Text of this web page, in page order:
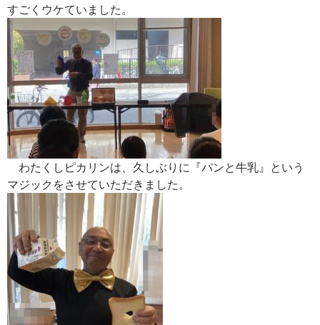
すごくウケていました。
わたくしピカリンは、久しぶりに『パンと牛乳』という
マジックをさせていただきました。